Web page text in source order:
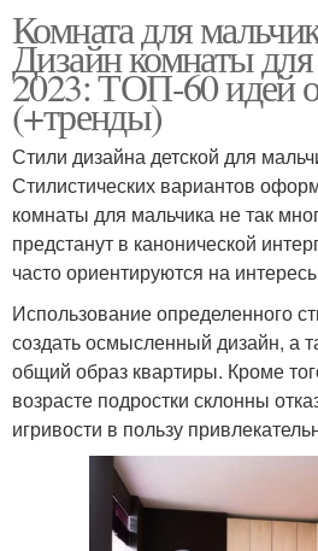
Комната для
Дизайн комнаты
2023: ТОП-60 идей
(+тренды)
Стили дизайна детской для
Стилистических вариантов
комнаты для мальчика не так
предстанут в канонической
часто ориентируются на
Использование определенного
создать осмысленный дизайн, а
общий образ квартиры. Кроме
возрасте подростки склонны
игривости в пользу